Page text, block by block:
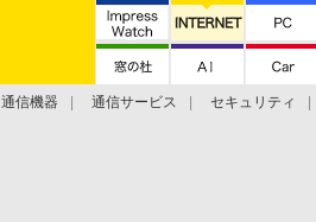
通信機器 通信サービス セキュリティ